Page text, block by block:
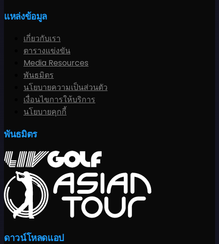
แหล่งข้อมูล
เกี่ยวกับเรา
ตารางแข่งขัน
Media Resources
พันธมิตร
นโยบายความเป็นส่วนตัว
เงื่อนไขการให้บริการ
นโยบายคุกกี้
พันธมิตร
ดาวน์โหลดแอป